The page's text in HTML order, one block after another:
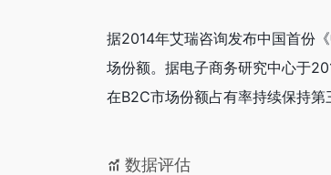
据2014年艾瑞咨询发布中国首份
场份额。据电子商务研究中心于
在B2C市场份额占有率持续保持第
数据评估